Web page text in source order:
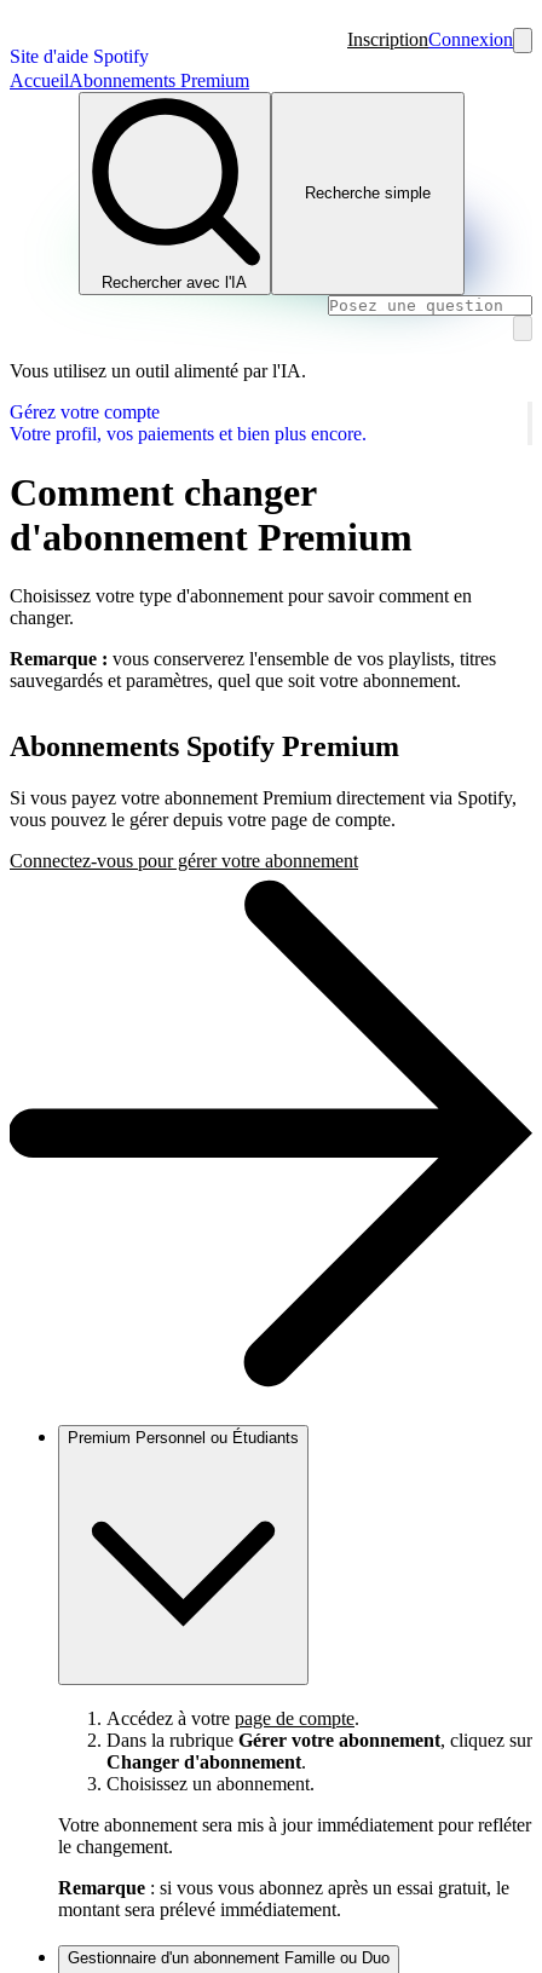
Site d'aide Spotify
InscriptionConnexion
AccueilAbonnements Premium
Rechercher avec l'IA
Recherche simple
Vous utilisez un outil alimenté par l'IA.
Gérez votre compte
Votre profil, vos paiements et bien plus encore.
Comment changer
d'abonnement Premium
Choisissez votre type d'abonnement pour savoir comment en
changer.
Remarque : vous conserverez l'ensemble de vos playlists, titres
sauvegardés et paramètres, quel que soit votre abonnement.
Abonnements Spotify Premium
Si vous payez votre abonnement Premium directement via Spotify,
vous pouvez le gérer depuis votre page de compte.
Connectez-vous pour gérer votre abonnement
Premium Personnel ou Étudiants
Accédez à votre page de compte.
Dans la rubrique Gérer votre abonnement, cliquez sur
Changer d'abonnement.
Choisissez un abonnement.
Votre abonnement sera mis à jour immédiatement pour refléter
le changement.
Remarque : si vous vous abonnez après un essai gratuit, le
montant sera prélevé immédiatement.
Gestionnaire d'un abonnement Famille ou Duo